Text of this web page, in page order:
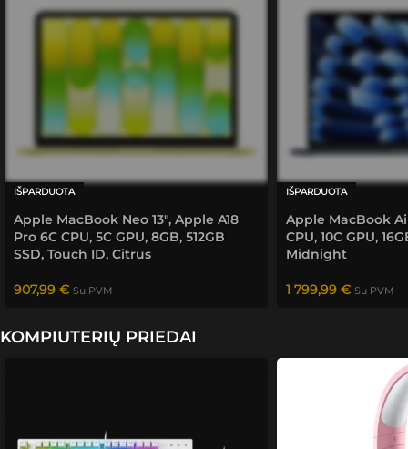
kuo
padėti.
"žaibiš
kai"
gavęs
aukšči
ausią
rezulta
tą.
Ateityj
bendra
usiu ir
rekom
savo
s!
Su „Blackwell“ ir dirbtiniu intelektu – daugiau nei
IŠPARDUOTA
Apple MacBook Neo 13″, Apple A18
Pro 6C CPU, 5C GPU, 8GB, 512GB
SSD, Touch ID, Citrus
907,99 € Su PVM
IŠPARDUOTA
Apple MacBook
CPU, 10C GPU,
Midnight
1 799,99 € Su PVM
KOMPIUTERIŲ PRIEDAI